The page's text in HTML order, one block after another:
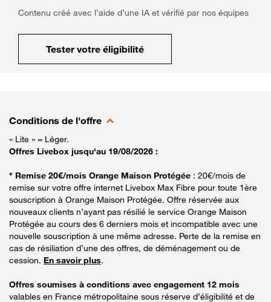
Contenu créé avec l’aide d’une IA et vérifié par nos équipes
Tester votre éligibilité
Conditions de l'offre
« Lite » = Léger.
Offres Livebox jusqu'au 19/08/2026 :
* Remise 20€/mois Orange Maison Protégée : 20€/mois de
remise sur votre offre internet Livebox Max Fibre pour toute 1ère
souscription à Orange Maison Protégée. Offre réservée aux
nouveaux clients n’ayant pas résilié le service Orange Maison
Protégée au cours des 6 derniers mois et incompatible avec une
nouvelle souscription à une même adresse. Perte de la remise en
cas de résiliation d’une des offres, de déménagement ou de
cession. En savoir plus.
Offres soumises à conditions avec engagement 12 mois
valables en France métropolitaine sous réserve d’éligibilité et de